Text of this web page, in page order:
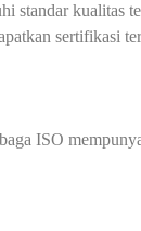
standar
sertifikasi
ISO